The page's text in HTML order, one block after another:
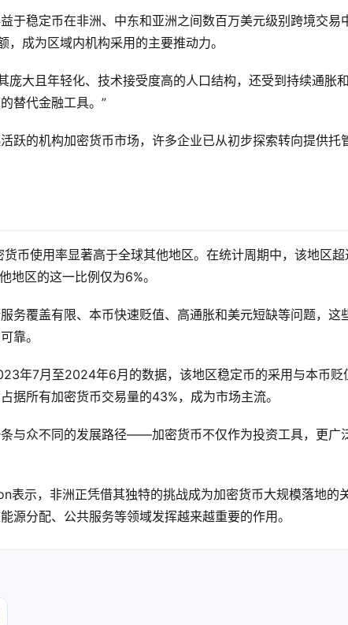
于稳定币在非洲、中东和亚洲之间数百万美元级别跨境交易
成为区域内机构采用的主要推动力。
庞大且年轻化、技术接受度高的人口结构，还受到持续通胀
替代金融工具。”
跃的机构加密货币市场，许多企业已从初步探索转向提供托
币使用率显著高于全球其他地区。在统计周期中，该地区超
地区的这一比例仅为6%。
务覆盖有限、本币快速贬值、高通胀和美元短缺等问题，这
靠。
年7月至2024年6月的数据，该地区稳定币的采用与本币贬
据所有加密货币交易量的43%，成为市场主流。
与众不同的发展路径——加密货币不仅作为投资工具，更广
表示，非洲正凭借其独特的挑战成为加密货币大规模落地的
源分配、公共服务等领域发挥越来越重要的作用。